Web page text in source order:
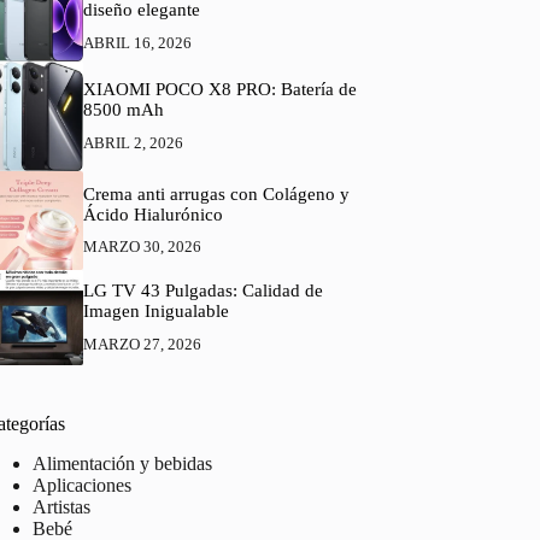
diseño elegante
ABRIL 16, 2026
XIAOMI POCO X8 PRO: Batería de
8500 mAh
ABRIL 2, 2026
Crema anti arrugas con Colágeno y
Ácido Hialurónico
MARZO 30, 2026
LG TV 43 Pulgadas: Calidad de
Imagen Inigualable
MARZO 27, 2026
Alimentación y bebidas
Aplicaciones
Artistas
Bebé